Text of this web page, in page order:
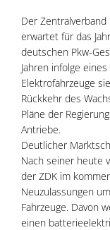
Der
erwartet für das
deutschen Pkw-
Jahren infolge
Elektrofahrzeuge
Rückkehr des
Pläne der
Antriebe.
Deutlicher
Nach seiner heute
der ZDK im
Neuzulassungen
Fahrzeuge. Davon
einen